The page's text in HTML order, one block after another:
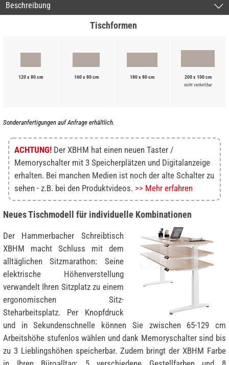
Beschreibung
Tischformen
120 x 80 cm 160 x 80 cm 180 x 80 cm 200 x 100 cm
nicht verkettbar
Sonderanfertigungen auf Anfrage erhältlich.
ACHTUNG! Der XBHM hat einen neuen Taster /
Memoryschalter mit 3 Speicherplätzen und Digitalanzeige
erhalten. Bei manchen Medien ist noch der alte Schalter zu
sehen - z.B. bei den Produktvideos. >> Mehr erfahren
Neues Tischmodell für individuelle Kombinationen
Der Hammerbacher Schreibtisch
XBHM macht Schluss mit dem
alltäglichen Sitzmarathon: Seine
elektrische Höhenverstellung
verwandelt Ihren Sitzplatz zu einem
ergonomischen Sitz-
Steharbeitsplatz. Per Knopfdruck
und in Sekundenschnelle können Sie zwischen 65-129 cm
Arbeitshöhe stufenlos wählen und dank Memoryschalter sind bis
zu 3 Lieblingshöhen speicherbar. Zudem bringt der XBHM Farbe